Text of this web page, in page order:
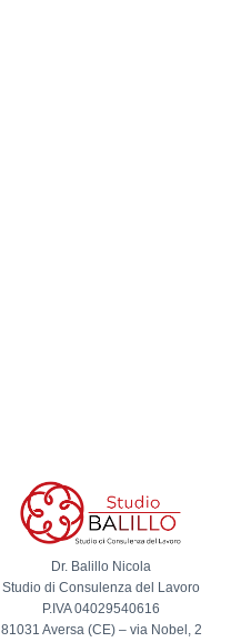
Dr. Balillo Nicola
Studio di Consulenza del Lavoro
P.IVA 04029540616
81031 Aversa (CE) – via Nobel, 2